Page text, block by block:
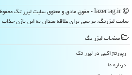
سایت لیزرتگ: مرجعی برای علاقه مندان به این بازی جذاب
صفحات لیزر تگ
رپورتاژآگهی در لیزر تگ
درباره ما